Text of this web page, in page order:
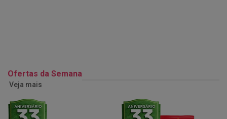
Ofertas da Semana
Veja mais